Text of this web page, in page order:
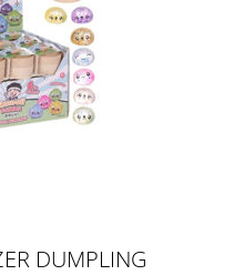
DUMPLING